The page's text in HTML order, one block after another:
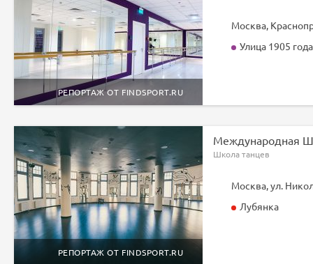
РЕПОРТАЖ ОТ FINDSPORT.RU
Москва,
Улица 1905 года
Школа танцев
РЕПОРТАЖ ОТ FINDSPORT.RU
Москва, ул.
Лубянка